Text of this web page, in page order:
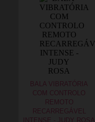
BALA VIBRATÓRIA
COM CONTROLO
REMOTO
RECARREGÁVEL
INTENSE - JUDY ROSA